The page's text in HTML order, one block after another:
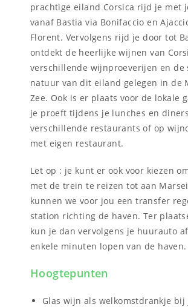
prachtige eiland Corsica rijd je met
vanaf Bastia via Bonifaccio en
Florent. Vervolgens rijd je door tot
ontdekt de heerlijke wijnen van
verschillende wijnproeverijen en de
natuur van dit eiland gelegen in de
Zee. Ook is er plaats voor de lokale
je proeft tijdens je lunches en
verschillende restaurants of op
met eigen restaurant.
Let op : je kunt er ook voor kiezen
met de trein te reizen tot aan
kunnen we voor jou een transfer
station richting de haven. Ter
kun je dan vervolgens je huurauto
enkele minuten lopen van de haven.
Hoogtepunten
Glas wijn als welkomstdrankje bij